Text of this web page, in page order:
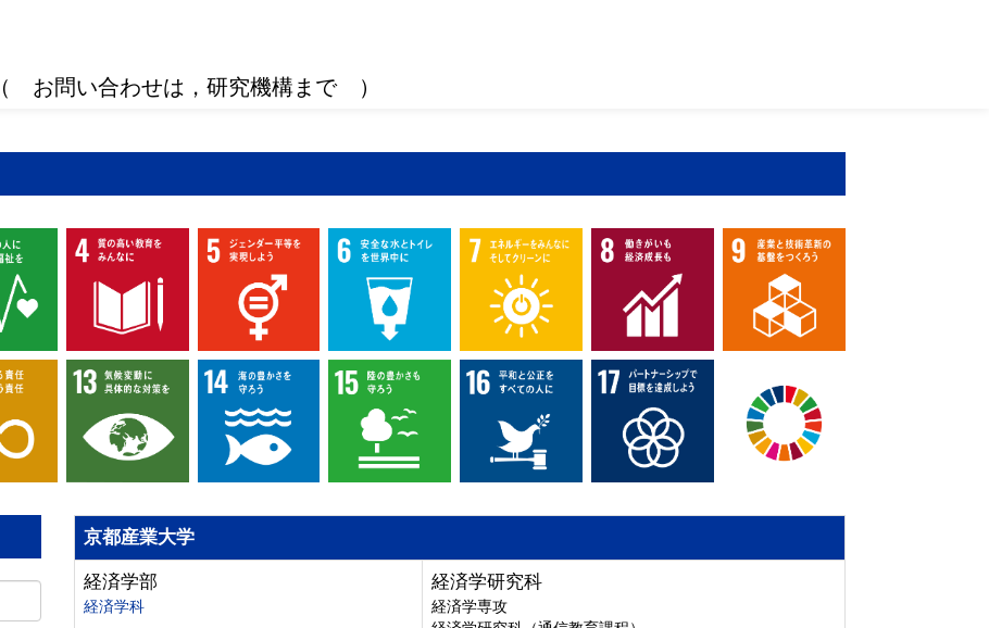
（ お問い合わせは，研究機構まで ）
京都産業大学
経済学部
経済学科
経済学研究科
経済学専攻